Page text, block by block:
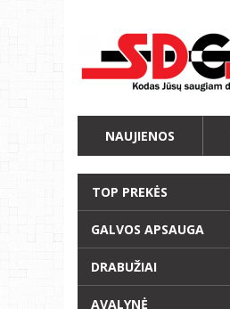
NAUJIENOS
TOP PREKĖS
GALVOS APSAUGA
DRABUŽIAI
AVALYNĖ